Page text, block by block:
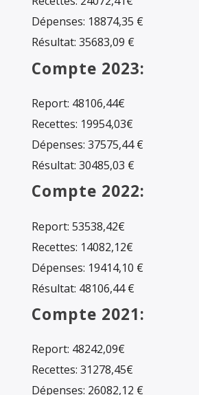
Dépenses: 18874,35 €
Résultat: 35683,09 €
Compte 2023:
Report: 48106,44€
Recettes: 19954,03€
Dépenses: 37575,44 €
Résultat: 30485,03 €
Compte 2022:
Report: 53538,42€
Recettes: 14082,12€
Dépenses: 19414,10 €
Résultat: 48106,44 €
Compte 2021:
Report: 48242,09€
Recettes: 31278,45€
Dépenses: 26082,12 €